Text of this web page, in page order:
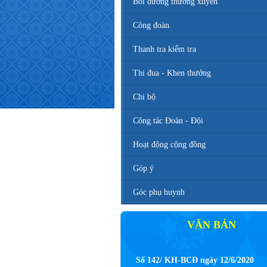
Công đoàn
Thanh tra kiểm tra
Thi đua - Khen thưởng
Chi bộ
Công tác Đoàn - Đội
Hoạt động cộng đồng
Góp ý
Góc phụ huynh
VĂN BẢN
Kế hoạch tuyển sinh vào các trường